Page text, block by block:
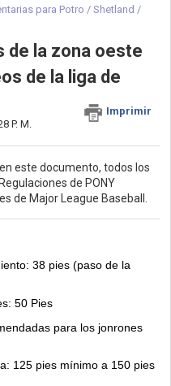
para Potro / Shetland /
de la zona oeste
de la liga de
Imprimir
P. M.
este documento, todos los
de PONY
de Major League Baseball.
38 pies (paso de la
50 Pies
para los jonrones
125 pies mínimo a 150 pies